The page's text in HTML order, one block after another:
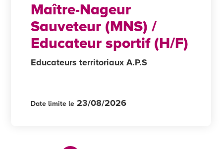
Maître-Nageur
Sauveteur (MNS) /
Educateur sportif (H/F)
Educateurs territoriaux A.P.S
Date limite le 23/08/2026